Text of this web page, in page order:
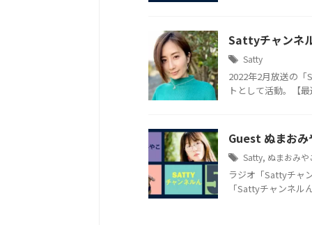
Sattyチャンネ
Satty
2022年2月放送の「
トとして活動。【
Guest ぬまお
Satty, ぬまおみや
ラジオ「Sattyチャ
「Sattyチャンネル